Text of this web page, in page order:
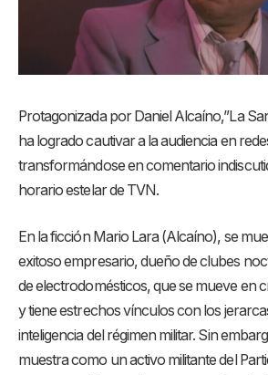
Protagonizada por Daniel Alcaíno,”La
ha logrado cautivar a la audiencia en
transformándose en comentario
horario estelar de TVN.
En la ficción Mario Lara (Alcaíno), se
exitoso empresario, dueño de clubes
de electrodomésticos, que se mueve en
y tiene estrechos vínculos con los
inteligencia del régimen militar. Sin
muestra como un activo militante del